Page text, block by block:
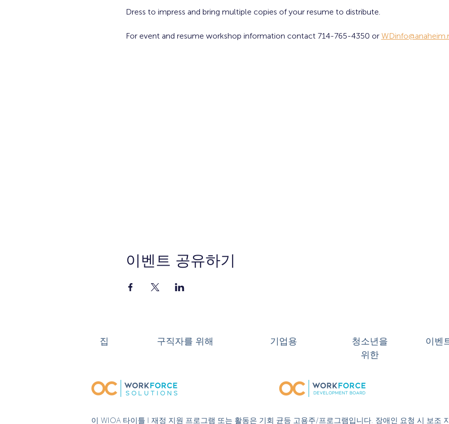
Dress to impress and bring multiple copies of your resume to distribute.
For event and resume workshop information contact 714-765-4350 or
이벤트 공유하기
집 구직자를 위해 기업용
청소년을
위한
이벤
이 WIOA 타이틀 I 재정 지원 프로그램 또는 활동은 기회 균등 고용주/프로그램입니다. 장애인 요청 시 보조